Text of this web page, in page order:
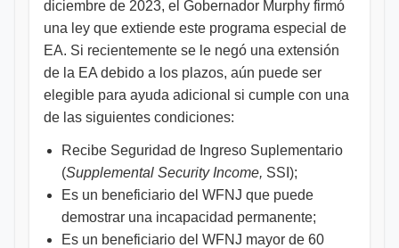
diciembre de 2023, el Gobernador Murphy firmó
una ley que extiende este programa especial de
EA. Si recientemente se le negó una extensión
de la EA debido a los plazos, aún puede ser
elegible para ayuda adicional si cumple con una
de las siguientes condiciones:
Recibe Seguridad de Ingreso Suplementario
(Supplemental Security Income, SSI);
Es un beneficiario del WFNJ que puede
demostrar una incapacidad permanente;
Es un beneficiario del WFNJ mayor de 60